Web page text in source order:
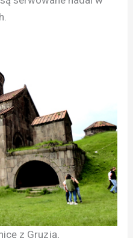
z Gruzją,